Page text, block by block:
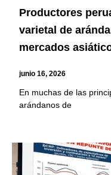
Productores
varietal de
mercados
junio 16, 2026
En muchas de las
arándanos de